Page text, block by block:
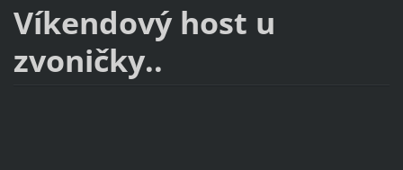
Víkendový host u
zvoničky..